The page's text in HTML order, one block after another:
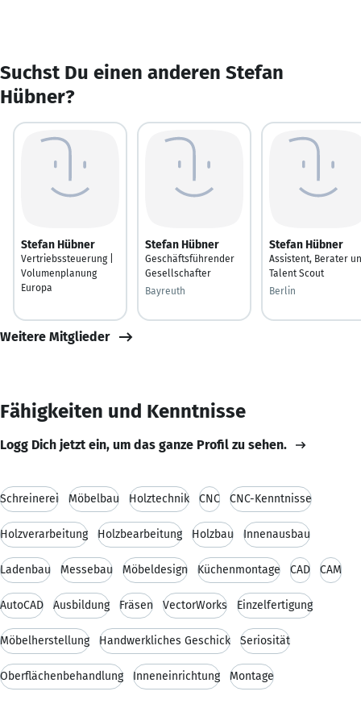
Suchst Du einen anderen Stefan
Hübner?
Stefan Hübner
Vertriebssteuerung |
Volumenplanung
Europa
Stefan Hübner
Geschäftsführender
Gesellschafter
Bayreuth
Stefan Hübner
Assistent, Berater
Talent Scout
Berlin
Weitere Mitglieder
Fähigkeiten und Kenntnisse
Logg Dich jetzt ein, um das ganze Profil zu sehen.
Schreinerei Möbelbau Holztechnik CNC CNC-Kenntnisse
Holzverarbeitung Holzbearbeitung Holzbau Innenausbau
Ladenbau Messebau Möbeldesign Küchenmontage CAD CAM
AutoCAD Ausbildung Fräsen VectorWorks Einzelfertigung
Möbelherstellung Handwerkliches Geschick Seriosität
Oberflächenbehandlung Inneneinrichtung Montage